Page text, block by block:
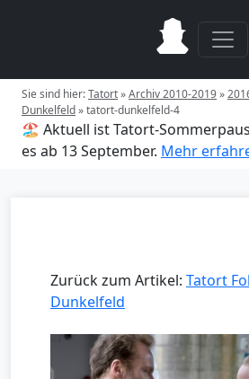
Sie sind hier:Tatort»Archiv 2010-2019»
Dunkelfeld»tatort-dunkelfeld-4
🏖️ Aktuell ist Tatort-
es ab 13 September. Mehr
Zurück zum Artikel: Tatort
Dunkelfeld